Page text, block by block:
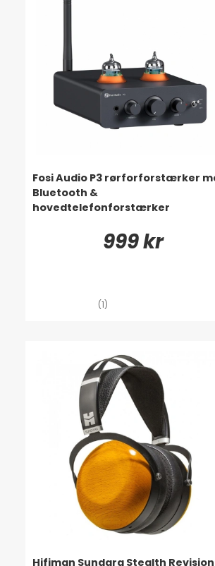
Fosi Audio P3 rørforforstærker
Bluetooth &
hovedtelefonforstærker
999 kr
(1)
Hifiman Sundara Stealth Revision